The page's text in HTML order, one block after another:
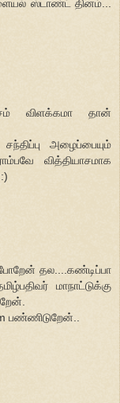
ஸ்டாண்ட் தினம்...
விளக்கமா தான்
அழைப்பையும்
வித்தியாசமாக
தல....கண்டிப்பா
மாநாட்டுக்கு
பண்ணிடுறேன்..